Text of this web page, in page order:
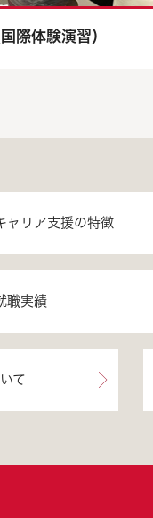
際体験演習）
ャリア支援の特徴
職実績
て